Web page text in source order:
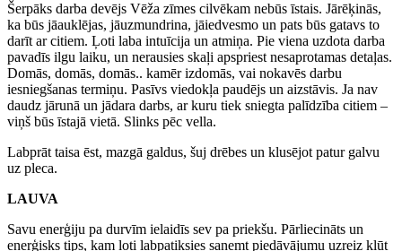
Šerpāks darba devējs Vēža zīmes cilvēkam nebūs īstais. Jārēķinās,
ka būs jāauklējas, jāuzmundrina, jāiedvesmo un pats būs gatavs to
darīt ar citiem. Ļoti laba intuīcija un atmiņa. Pie viena uzdota darba
pavadīs ilgu laiku, un nerausies skaļi apspriest nesaprotamas detaļas.
Domās, domās, domās.. kamēr izdomās, vai nokavēs darbu
iesniegšanas termiņu. Pasīvs viedokļa paudējs un aizstāvis. Ja nav
daudz jārunā un jādara darbs, ar kuru tiek sniegta palīdzība citiem –
viņš būs īstajā vietā. Slinks pēc vella.
Labprāt taisa ēst, mazgā galdus, šuj drēbes un klusējot patur galvu
uz pleca.
LAUVA
Savu enerģiju pa durvīm ielaidīs sev pa priekšu. Pārliecināts un
enerģisks tips, kam ļoti labpatiksies saņemt piedāvājumu uzreiz kļūt